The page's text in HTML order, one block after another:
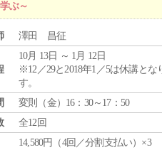
ぶ～
澤田 昌征
10月 13日 ～ 1月 12日
※12／29と2018年1／5は休講とな
す。
変則（金）16：30～17：50
全12回
14,580円（4回／分割支払い）×3